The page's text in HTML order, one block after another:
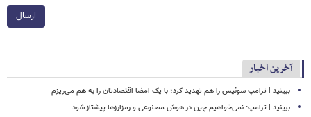
ارسال
آخرین اخبار
ببینید | ترامپ سوئیس را هم تهدید کرد؛ با یک امضا اقتصادتان را به هم می‌ریزم
ببینید | ترامپ: نمی‌خواهیم چین در هوش مصنوعی و رمزارزها پیشتاز شود